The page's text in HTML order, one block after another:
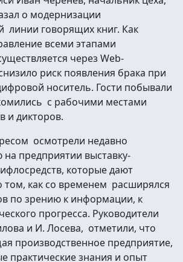
о модернизации
линии говорящих книг. Как
всеми этапами
через Web-
риск появления брака при
носитель. Гости побывали
с рабочими местами
и дикторов.
осмотрели недавно
предприятии выставку-
которые дают
том, как со временем расширялся
по зрению к информации, к
прогресса. Руководители
и И. Лосева, отметили, что
производственное предприятие,
практические знания и опыт